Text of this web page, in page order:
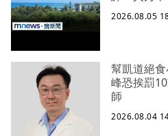
2026.08.05
幫凱道絕
峰恐挨罰
師
2026.08.04